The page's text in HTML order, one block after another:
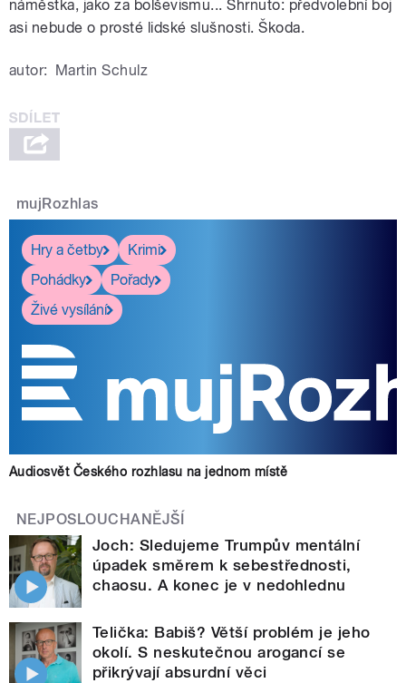
náměstka, jako za bolševismu... Shrnuto: předvolební boj
asi nebude o prosté lidské slušnosti. Škoda.
autor: Martin Schulz
mujRozhlas
Hry a četby
Krimi
Pohádky
Pořady
Živé vysílání
Audiosvět Českého rozhlasu na jednom místě
NEJPOSLOUCHANĚJŠÍ
Joch: Sledujeme Trumpův mentální
úpadek směrem k sebestřednosti,
chaosu. A konec je v nedohlednu
Telička: Babiš? Větší problém je jeho
okolí. S neskutečnou arogancí se
přikrývají absurdní věci